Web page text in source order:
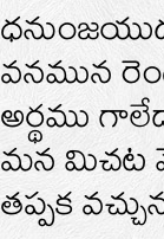
వనమున
అర్థము
మన మిచట
తప్పక